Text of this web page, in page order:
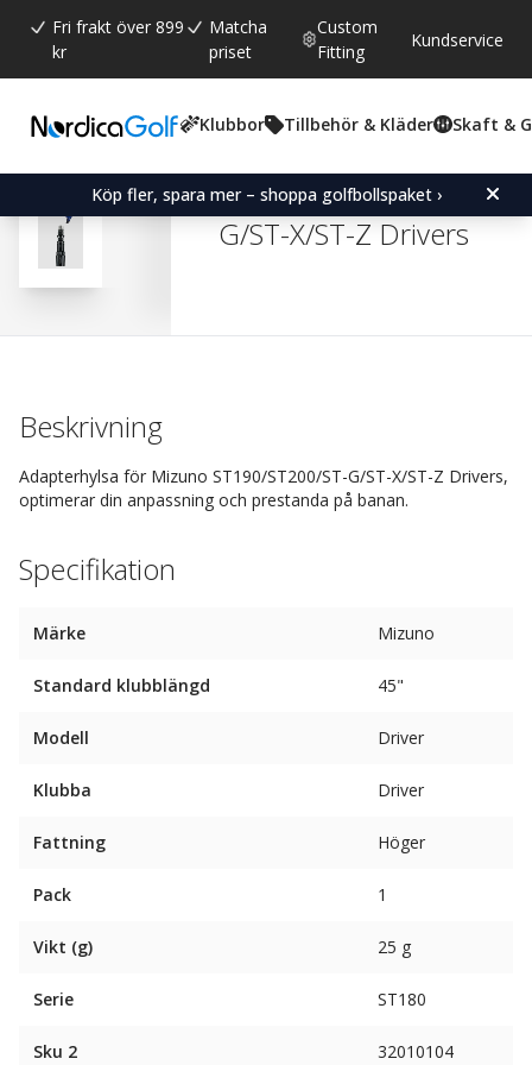
Fri frakt över 899
kr
Matcha
priset
Custom
Fitting
Kundservice
Klubbor Tillbehör & Kläder Skaft &
Köp fler, spara mer – shoppa golfbollspaket ›
Snittbetyg:
4.2 (röster:
13)
Adapter Sleeve for
G/ST-X/ST-Z Drivers
Beskrivning
Adapterhylsa för Mizuno ST190/ST200/ST-G/ST-X/ST-Z Drivers,
optimerar din anpassning och prestanda på banan.
Specifikation
Märke Mizuno
Standard klubblängd 45"
Modell Driver
Klubba Driver
Fattning Höger
Pack 1
Vikt (g) 25 g
Serie ST180
Sku 2 32010104